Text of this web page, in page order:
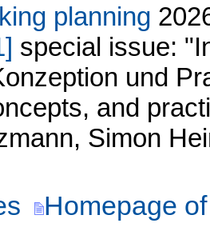
planning
] special issue:
und
and
Simon
Homepage